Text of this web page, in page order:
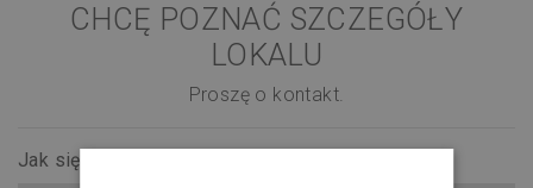
CHCĘ POZNAĆ SZCZEGÓŁY
LOKALU
Proszę o kontakt.
Jak się nazywasz?